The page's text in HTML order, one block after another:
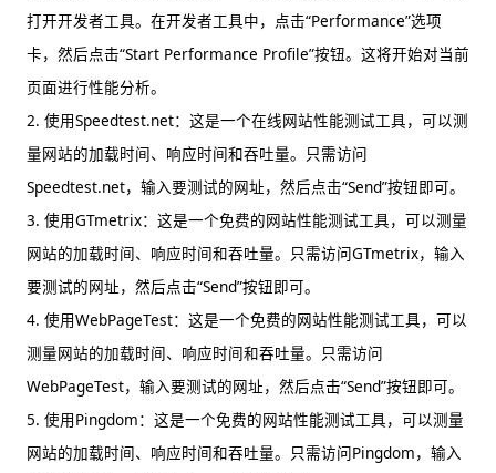
打开开发者工具。在开发者工具中，点击“Performance”选项
卡，然后点击“Start Performance Profile”按钮。这将开始对当前
页面进行性能分析。
2. 使用Speedtest.net：这是一个在线网站性能测试工具，可以测
量网站的加载时间、响应时间和吞吐量。只需访问
Speedtest.net，输入要测试的网址，然后点击“Send”按钮即可。
3. 使用GTmetrix：这是一个免费的网站性能测试工具，可以测量
网站的加载时间、响应时间和吞吐量。只需访问GTmetrix，输入
要测试的网址，然后点击“Send”按钮即可。
4. 使用WebPageTest：这是一个免费的网站性能测试工具，可以
测量网站的加载时间、响应时间和吞吐量。只需访问
WebPageTest，输入要测试的网址，然后点击“Send”按钮即可。
5. 使用Pingdom：这是一个免费的网站性能测试工具，可以测量
网站的加载时间、响应时间和吞吐量。只需访问Pingdom，输入